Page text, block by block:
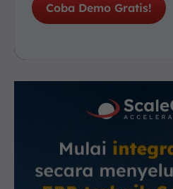
Coba Demo Gratis!